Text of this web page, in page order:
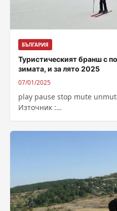
БЪЛГАРИЯ
Туристическият бранш с
зимата, и за лято 2025
07/01/2025
play pause stop mute
Източник :